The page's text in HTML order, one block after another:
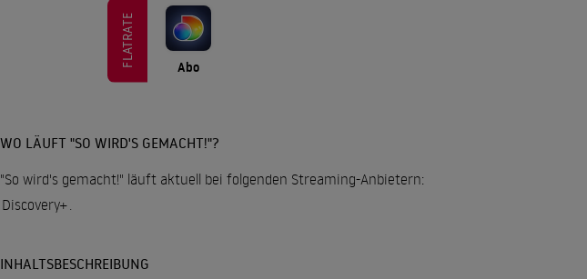
FLATRATE Abo
WO LÄUFT "SO WIRD'S GEMACHT!"?
"So wird's gemacht!" läuft aktuell bei folgenden Streaming-Anbietern:
Discovery+
INHALTSBESCHREIBUNG